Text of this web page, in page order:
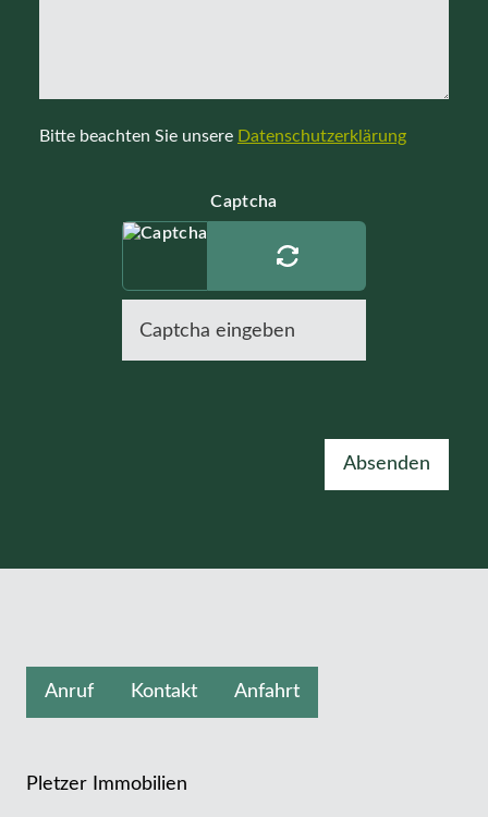
Bitte beachten Sie unsere Datenschutzerklärung
Captcha
Absenden
Anruf Kontakt Anfahrt
Pletzer Immobilien